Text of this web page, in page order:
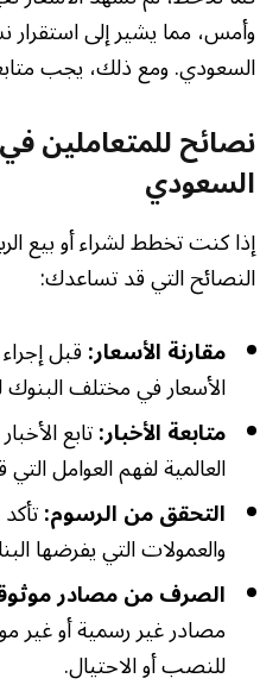
وأمس، مما يشير إلى
السعودي. ومع ذلك، يجب
نصائح للمتعاملين
السعودي
إذا كنت تخطط لشراء أو بيع
النصائح التي قد تساعدك:
مقارنة الأسعار:قبل
الأسعار في مختلف
متابعة الأخبار:تابع
العالمية لفهم العوامل
التحقق من الرسوم:
والعمولات التي يفرضها
الصرف من مصادر
مصادر غير رسمية أو غير
للنصب أو الاحتيال.